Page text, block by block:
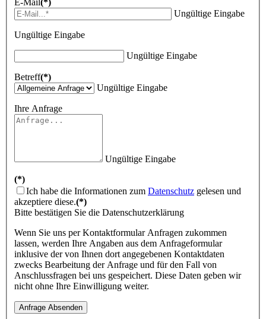
E-Mail(*)
Ungültige Eingabe
Ungültige Eingabe
Ungültige Eingabe
Betreff(*)
Ungültige Eingabe
Ihre Anfrage
Ungültige Eingabe
(*)
Ich habe die Informationen zum Datenschutz gelesen und
akzeptiere diese.(*)
Bitte bestätigen Sie die Datenschutzerklärung
Wenn Sie uns per Kontaktformular Anfragen zukommen
lassen, werden Ihre Angaben aus dem Anfrageformular
inklusive der von Ihnen dort angegebenen Kontaktdaten
zwecks Bearbeitung der Anfrage und für den Fall von
Anschlussfragen bei uns gespeichert. Diese Daten geben wir
nicht ohne Ihre Einwilligung weiter.
Anfrage Absenden